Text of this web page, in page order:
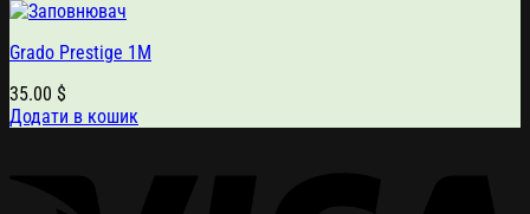
Grado Prestige 1M
35.00 $
Додати в кошик